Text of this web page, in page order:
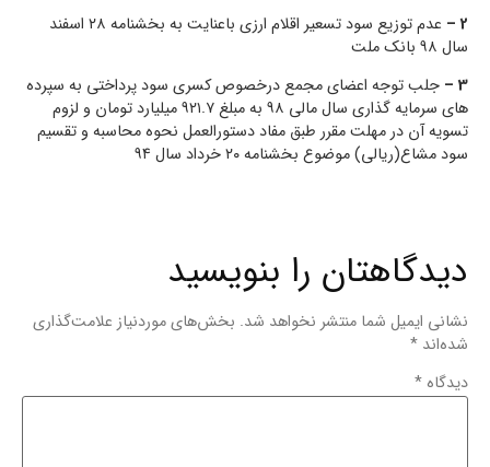
2 –
عدم توزیع سود تسعیر اقلام ارزی باعنایت به بخشنامه ۲۸ اسفند
سال ۹۸ بانک ملت
3 –
جلب توجه اعضای مجمع درخصوص کسری سود پرداختی به سپرده
های سرمایه گذاری سال مالی ۹۸ به مبلغ ۹۲۱.۷ میلیارد تومان و لزوم
تسویه آن در مهلت مقرر طبق مفاد دستورالعمل نحوه محاسبه و تقسیم
سود مشاع(ریالی) موضوع بخشنامه ۲۰ خرداد سال ۹۴
دیدگاهتان را بنویسید
نشانی ایمیل شما منتشر نخواهد شد. بخش‌های موردنیاز علامت‌گذاری
شده‌اند *
دیدگاه *